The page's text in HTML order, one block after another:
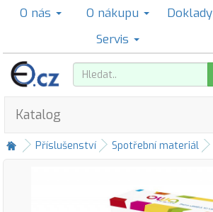
O nás O nákupu Doklady
Servis
Katalog
Příslušenství Spotřební materiál